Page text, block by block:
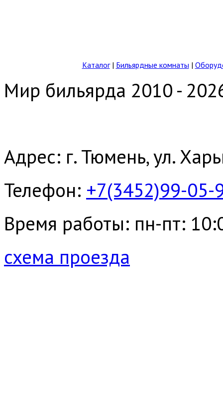
Каталог| Бильярдные комнаты |
Мир бильярда 2010 -
Адрес: г. Тюмень, ул.
Телефон: +7(3452)99-05-
Время работы: пн-пт:
схема проезда